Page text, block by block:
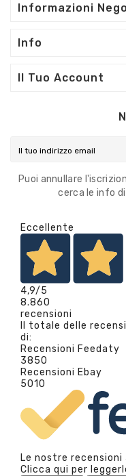
Informazioni
Info
Il Tuo Account
Puoi annullare
cerca le info
Eccellente
4,9/5
8.860
recensioni
Il totale delle
di:
Recensioni Feedaty
3850
Recensioni Ebay
5010
Le nostre recensioni
Clicca qui per